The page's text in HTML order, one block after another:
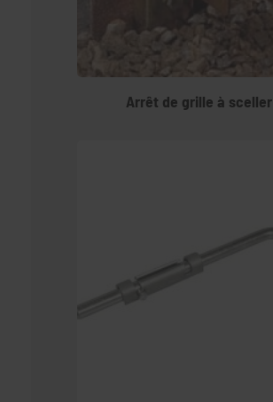
Arrêt de grille à sceller